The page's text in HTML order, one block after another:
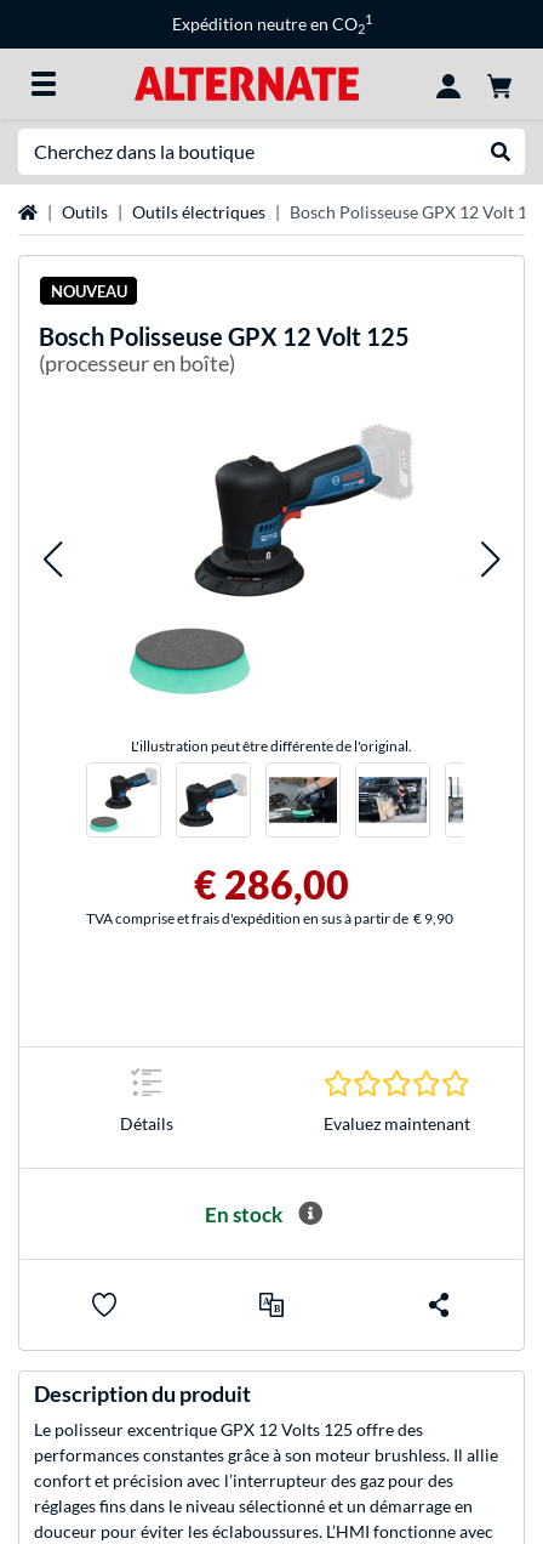
Expédition neutre en CO2
1
Page d'accueil
Outils Outils électriques Bosch Polisseuse GPX 12 Volt
NOUVEAU
Bosch Polisseuse GPX 12 Volt 125
(processeur en boîte)
L'illustration peut être différente de l'original.
€ 286,00
TVA comprise et frais d'expédition en sus à partir de € 9,90
Détails Evaluez maintenant
En stock
Description du produit
Le polisseur excentrique GPX 12 Volts 125 offre des
performances constantes grâce à son moteur brushless. Il allie
confort et précision avec l’interrupteur des gaz pour des
réglages fins dans le niveau sélectionné et un démarrage en
douceur pour éviter les éclaboussures. L’HMI fonctionne avec